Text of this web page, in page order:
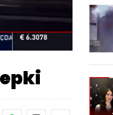
Oynatma
Hızı